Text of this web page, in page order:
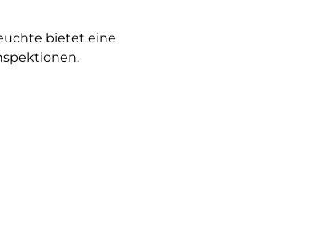
bietet eine